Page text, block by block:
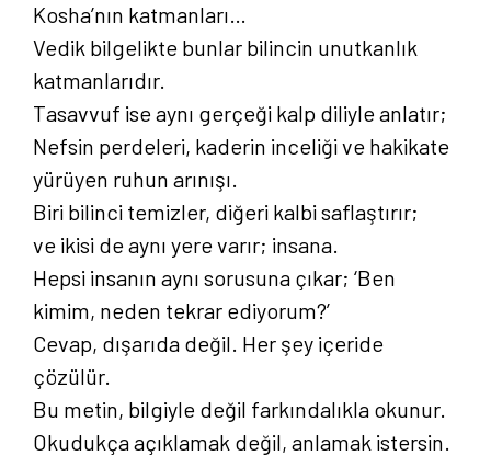
Kosha’nın katmanları…
Vedik bilgelikte bunlar bilincin unutkanlık
katmanlarıdır.
Tasavvuf ise aynı gerçeği kalp diliyle anlatır;
Nefsin perdeleri, kaderin inceliği ve hakikate
yürüyen ruhun arınışı.
Biri bilinci temizler, diğeri kalbi saflaştırır;
ve ikisi de aynı yere varır; insana.
Hepsi insanın aynı sorusuna çıkar; ‘Ben
kimim, neden tekrar ediyorum?’
Cevap, dışarıda değil. Her şey içeride
çözülür.
Bu metin, bilgiyle değil farkındalıkla okunur.
Okudukça açıklamak değil, anlamak istersin.